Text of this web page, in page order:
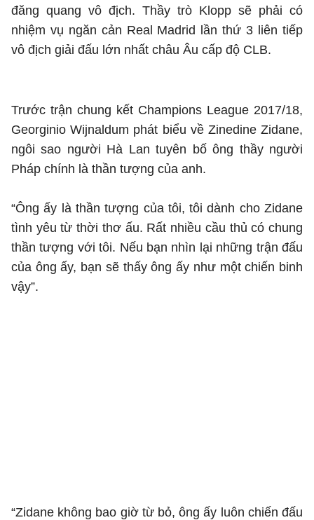
đăng quang vô địch. Thầy trò Klopp sẽ phải có
nhiệm vụ ngăn cản Real Madrid lần thứ 3 liên tiếp
vô địch giải đấu lớn nhất châu Âu cấp độ CLB.
Trước trận chung kết Champions League 2017/18,
Georginio Wijnaldum phát biểu về Zinedine Zidane,
ngôi sao người Hà Lan tuyên bố ông thầy người
Pháp chính là thần tượng của anh.
“Ông ấy là thần tượng của tôi, tôi dành cho Zidane
tình yêu từ thời thơ ấu. Rất nhiều cầu thủ có chung
thần tượng với tôi. Nếu bạn nhìn lại những trận đấu
của ông ấy, bạn sẽ thấy ông ấy như một chiến binh
vậy”.
“Zidane không bao giờ từ bỏ, ông ấy luôn chiến đấu